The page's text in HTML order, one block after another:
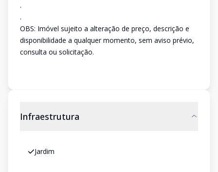
.
.
OBS: Imóvel sujeito a alteração de preço, descrição e
disponibilidade a qualquer momento, sem aviso prévio,
consulta ou solicitação.
Infraestrutura
Jardim